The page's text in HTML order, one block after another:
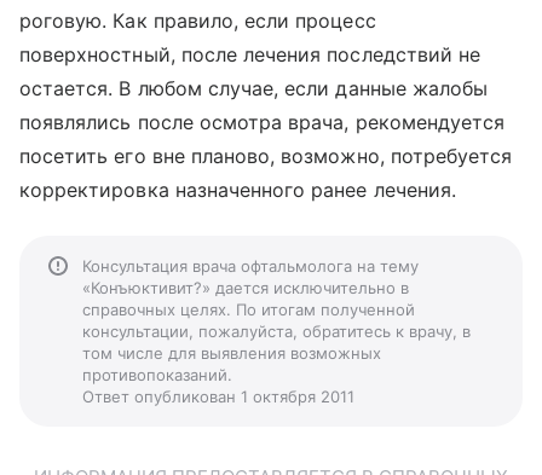
роговую. Как правило, если процесс
поверхностный, после лечения последствий не
остается. В любом случае, если данные жалобы
появлялись после осмотра врача, рекомендуется
посетить его вне планово, возможно, потребуется
корректировка назначенного ранее лечения.
Консультация врача офтальмолога на тему
«Конъюктивит?» дается исключительно в
справочных целях. По итогам полученной
консультации, пожалуйста, обратитесь к врачу, в
том числе для выявления возможных
противопоказаний.
Ответ опубликован 1 октября 2011